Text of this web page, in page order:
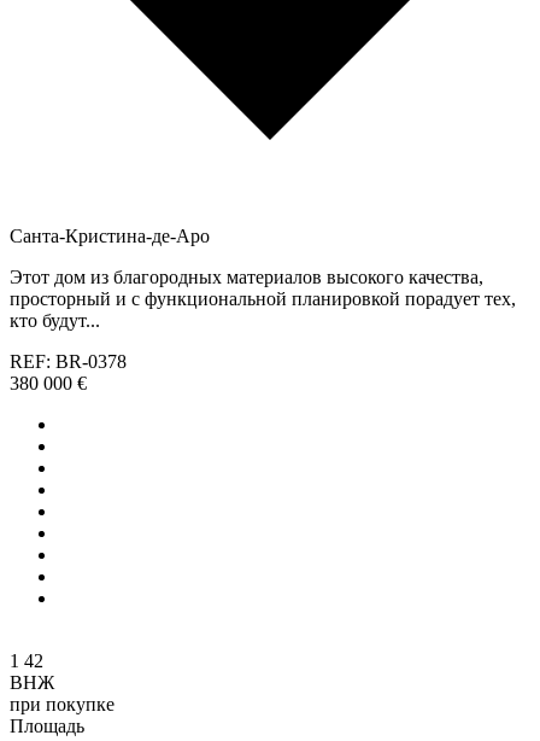
Санта-Кристина-де-Аро
Этот дом из благородных материалов высокого качества,
просторный и с функциональной планировкой порадует тех,
кто будут...
REF: BR-0378
380 000 €
1 42
ВНЖ
при покупке
Площадь